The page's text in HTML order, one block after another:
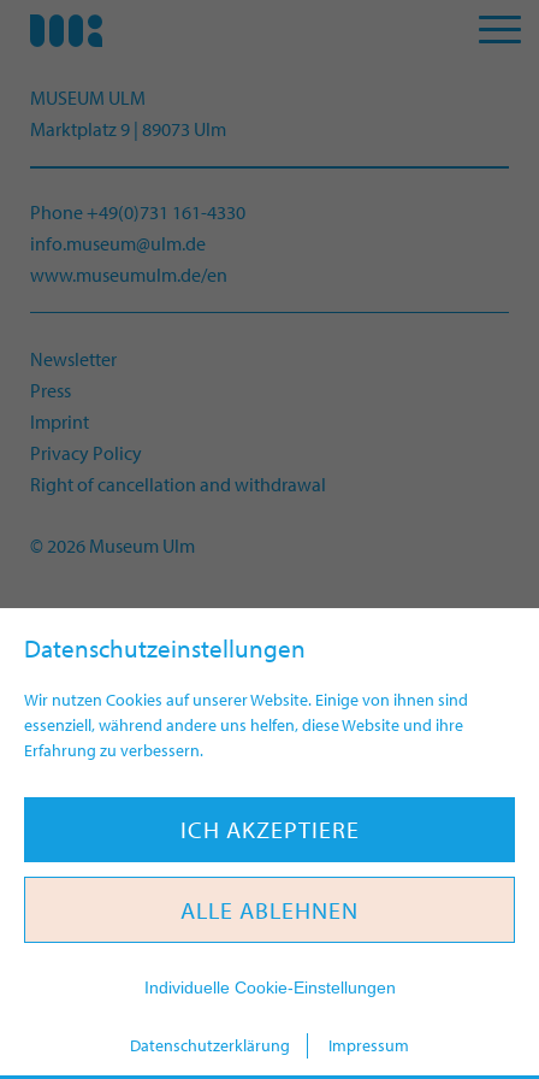
Datenschutzeinstellungen
Wir nutzen Cookies auf unserer Website. Einige von ihnen sind
essenziell, während andere uns helfen, diese Website und ihre
Erfahrung zu verbessern.
ICH AKZEPTIERE
ALLE ABLEHNEN
Individuelle Cookie-Einstellungen
Datenschutzerklärung Impressum
MUSEUM ULM
Marktplatz 9 | 89073 Ulm
Phone +49(0)731 161-4330
info.museum@ulm.de
www.museumulm.de/en
Newsletter
Press
Imprint
Privacy Policy
Right of cancellation and withdrawal
© 2026 Museum Ulm